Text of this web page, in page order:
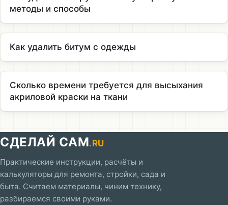
методы и способы
Как удалить битум с одежды
Сколько времени требуется для высыхания
акриловой краски на ткани
СДЕЛАЙ САМ.RU
Практические инструкции, расчёты и
калькуляторы для ремонта, стройки, сада и
быта. Считаем материалы, чиним технику,
разбираемся своими руками.